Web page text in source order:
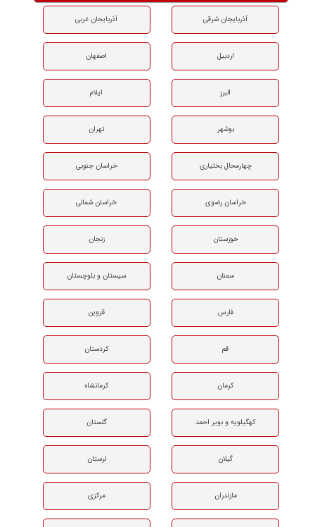
آذربایجان شرقی آذربایجان غربی
اردبیل اصفهان
البرز ایلام
بوشهر تهران
چهارمحال بختیاری خراسان جنوبی
خراسان رضوی خراسان شمالی
خوزستان زنجان
سمنان سیستان و بلوچستان
فارس قزوین
قم کردستان
کرمان کرمانشاه
کهگیلویه و بویر احمد گلستان
گیلان لرستان
مازندران مرکزی